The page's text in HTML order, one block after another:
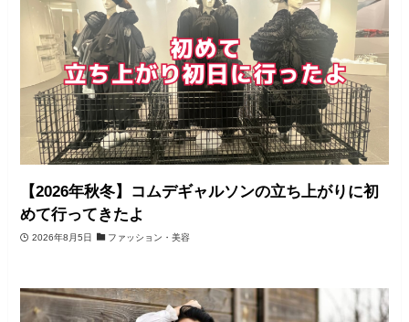
【2026年秋冬】コムデギャルソンの立ち上がりに初
めて行ってきたよ
2026年8月5日 ファッション・美容